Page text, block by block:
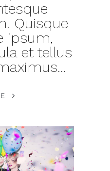
Quisque
ipsum,
et tellus